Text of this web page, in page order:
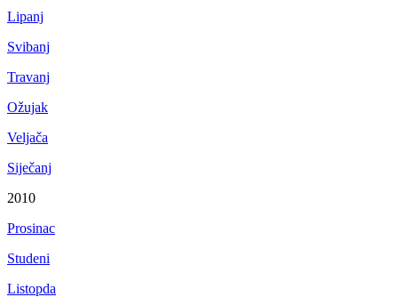
Lipanj
Svibanj
Travanj
Ožujak
Veljača
Siječanj
2010
Prosinac
Studeni
Listopda